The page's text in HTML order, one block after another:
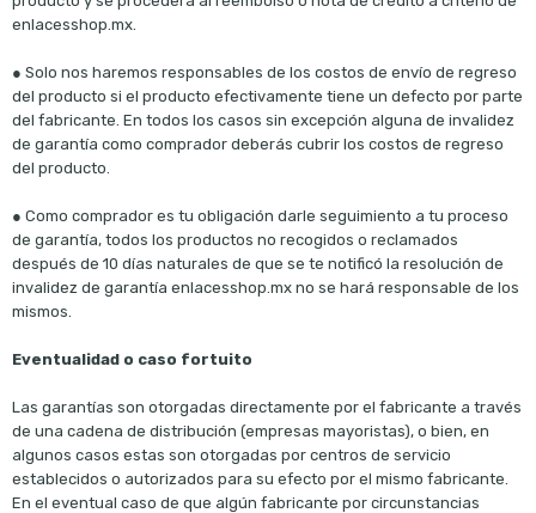
enlacesshop.mx.
● Solo nos haremos responsables de los costos de envío de regreso
del producto si el producto efectivamente tiene un defecto por parte
del fabricante. En todos los casos sin excepción alguna de invalidez
de garantía como comprador deberás cubrir los costos de regreso
del producto.
● Como comprador es tu obligación darle seguimiento a tu proceso
de garantía, todos los productos no recogidos o reclamados
después de 10 días naturales de que se te notificó la resolución de
invalidez de garantía enlacesshop.mx no se hará responsable de los
mismos.
Eventualidad o caso fortuito
Las garantías son otorgadas directamente por el fabricante a través
de una cadena de distribución (empresas mayoristas), o bien, en
algunos casos estas son otorgadas por centros de servicio
establecidos o autorizados para su efecto por el mismo fabricante.
En el eventual caso de que algún fabricante por circunstancias